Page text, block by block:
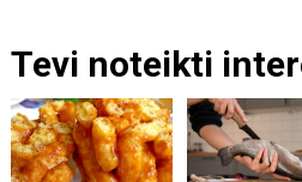
Tevi noteikti